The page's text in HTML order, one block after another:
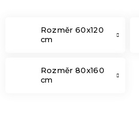
Rozměr 60x120
cm
Rozměr 80x160
cm